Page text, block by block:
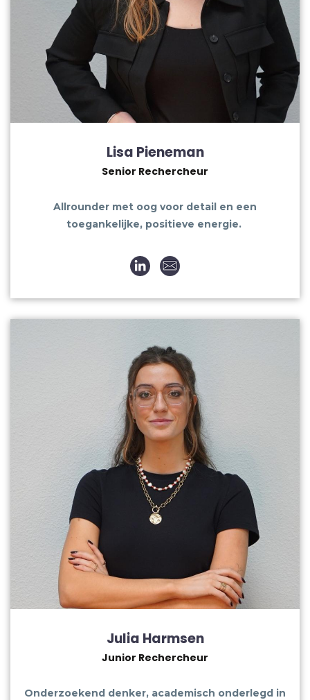
Lisa Pieneman
Senior Rechercheur
Allrounder met oog voor detail en een
toegankelijke, positieve energie.
Julia Harmsen
Junior Rechercheur
Onderzoekend denker, academisch onderlegd in